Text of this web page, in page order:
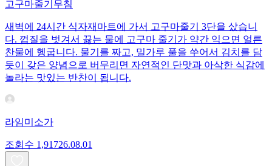
고구마줄기무침
새벽에 24시간 식자재마트에 가서 고구마줄기 3단을 샀습니
다. 껍질을 벗겨서 끓는 물에 고구마 줄기가 약간 익으면 얼른
찬물에 헹굽니다. 물기를 짜고, 밀가루 풀을 쑤어서 김치를 담
듯이 갖은 양념으로 버무리면 자연적인 단맛과 아삭한 식감에
놀라는 맛있는 반찬이 됩니다.
라임미소가
조회수 1,91726.08.01